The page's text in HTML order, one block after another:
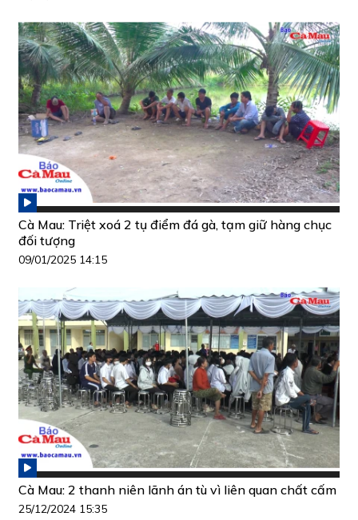
Cà Mau: Triệt xoá 2 tụ điểm đá gà, tạm giữ hàng chục
đối tượng
09/01/2025 14:15
Cà Mau: 2 thanh niên lãnh án tù vì liên quan chất cấm
25/12/2024 15:35